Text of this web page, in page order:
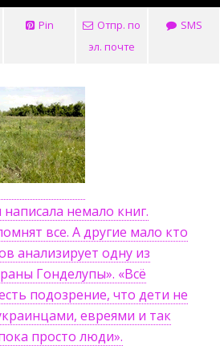
Pin
Отпр. по
эл. почте
SMS
немало книг.
все. А другие мало кто
анализирует одну из
Гонделупы». «Всё
подозрение, что дети не
евреями и так
просто люди».